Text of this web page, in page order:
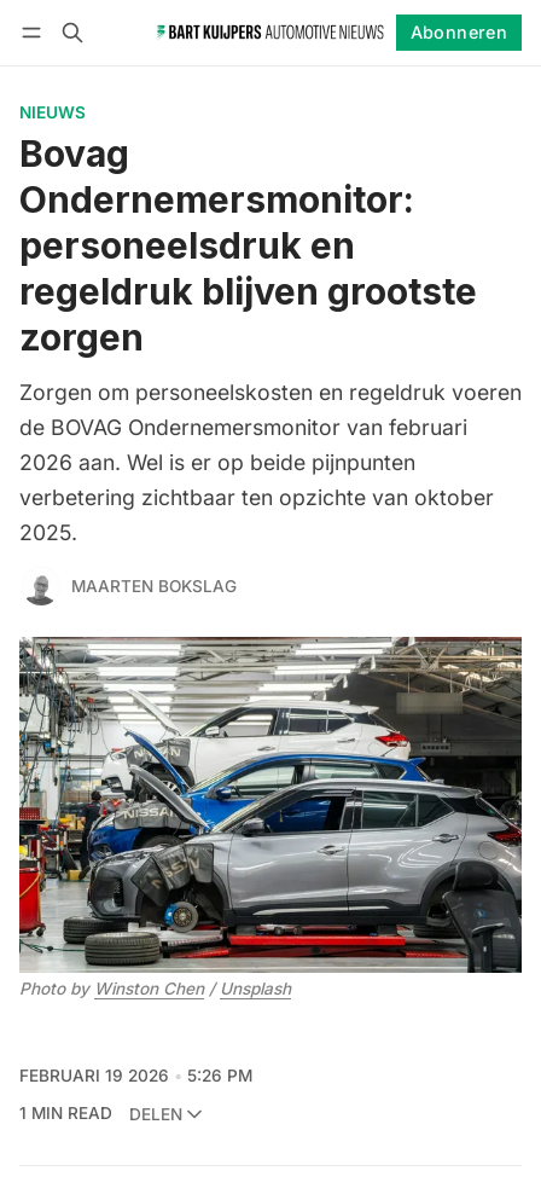
Abonneren
NIEUWS
Bovag
Ondernemersmonitor:
personeelsdruk en
regeldruk blijven grootste
zorgen
Zorgen om personeelskosten en regeldruk voeren
de BOVAG Ondernemersmonitor van februari
2026 aan. Wel is er op beide pijnpunten
verbetering zichtbaar ten opzichte van oktober
2025.
MAARTEN BOKSLAG
Photo by Winston Chen / Unsplash
FEBRUARI 19 2026
5:26 PM
1 MIN READ
DELEN